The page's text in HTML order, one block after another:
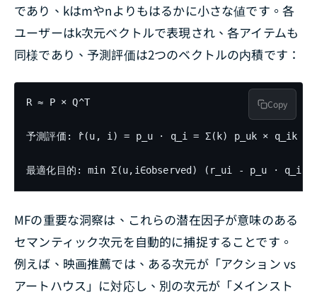
であり、kはmやnよりもはるかに小さな値です。各
ユーザーはk次元ベクトルで表現され、各アイテムも
同様であり、予測評価は2つのベクトルの内積です：
R ≈ P × Q^T
予測評価: r̂(u, i) = p_u · q_i = Σ(k) p_uk × q_ik
Copy
MFの重要な洞察は、これらの潜在因子が意味のある
セマンティック次元を自動的に捕捉することです。
例えば、映画推薦では、ある次元が「アクション vs
アートハウス」に対応し、別の次元が「メインスト